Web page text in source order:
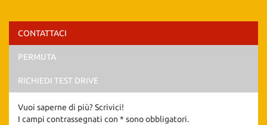
CONTATTACI
PERMUTA
RICHIEDI TEST DRIVE
Vuoi saperne di più? Scrivici!
I campi contrassegnati con * sono obbligatori.